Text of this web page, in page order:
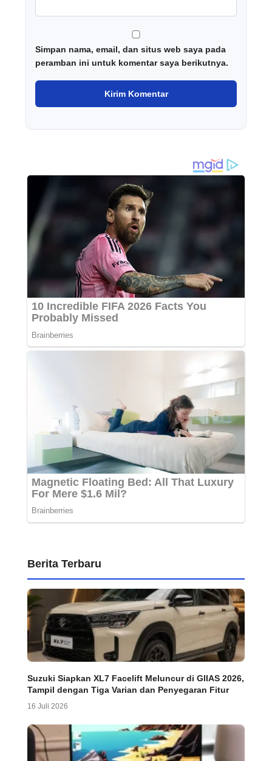
Simpan nama, email, dan situs web saya pada
peramban ini untuk komentar saya berikutnya.
Berita Terbaru
Suzuki Siapkan XL7 Facelift Meluncur di GIIAS 2026,
Tampil dengan Tiga Varian dan Penyegaran Fitur
16 Juli 2026